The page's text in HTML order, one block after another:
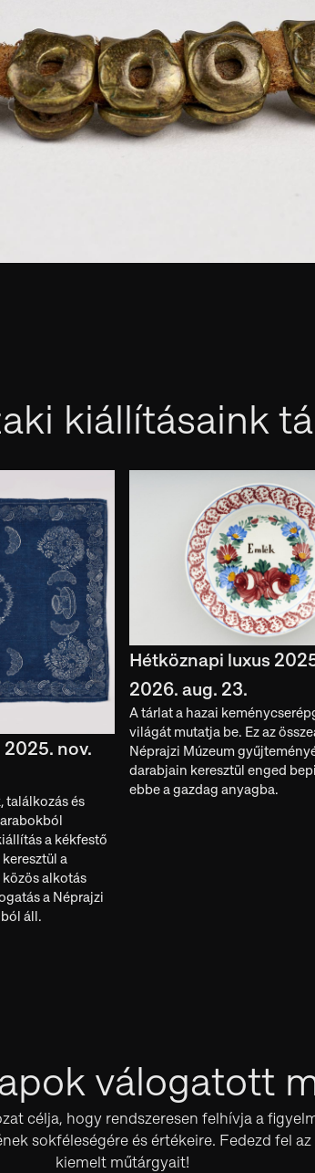
kiállításaink
nov.
találkozás és
a kékfestő
a
alkotás
a Néprajzi
áll.
Hétköznapi luxus
2026. aug. 23.
A tárlat a hazai
világát mutatja be. Ez az
Néprajzi Múzeum
darabjain keresztül enged
ebbe a gazdag anyagba.
válogatott
célja, hogy rendszeresen felhívja a
sokféleségére és értékeire. Fedezd fel
kiemelt műtárgyait!